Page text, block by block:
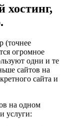
(точнее
огромное
одни и те
сайтов на
сайта и
на одном
услуги: